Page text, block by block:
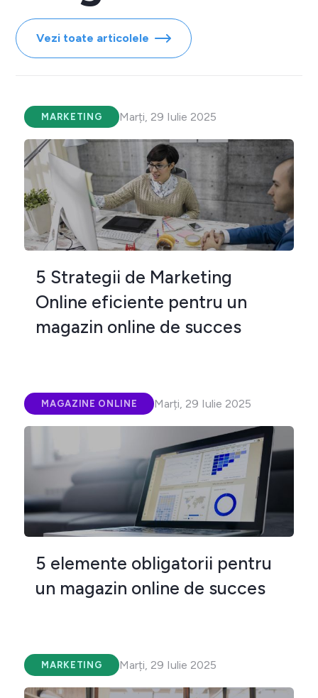
Vezi toate articolele
MARKETING Marți, 29 Iulie 2025
5 Strategii de Marketing
Online eficiente pentru un
magazin online de succes
MAGAZINE ONLINE Marți, 29 Iulie 2025
5 elemente obligatorii pentru
un magazin online de succes
MARKETING Marți, 29 Iulie 2025